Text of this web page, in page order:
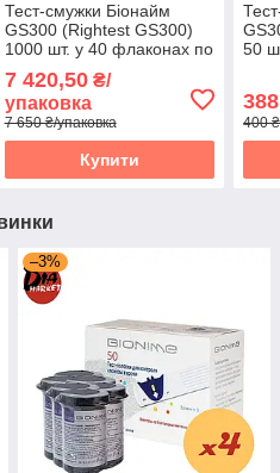
Тест-смужки Біонайм
GS300 (Rightest GS300)
1000 шт. у 40 флаконах по
25 шт. в пакованні
7 420,50₴/
упаковка
7 650 ₴/упаковка
Купити
50
388
400
–3%